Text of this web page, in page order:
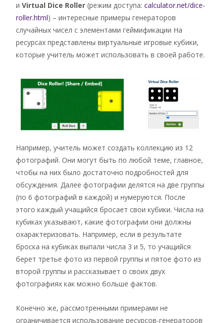
и Virtual Dice Roller (режим доступа: calculator.net/dice-
roller.html) – интересные примеры генераторов
случайных чисел с элементами геймификации На
ресурсах представлены виртуальные игровые кубики,
которые учитель может использовать в своей работе.
Например, учитель может создать коллекцию из 12
фотографий. Они могут быть по любой теме, главное,
чтобы на них было достаточно подробностей для
обсуждения. Далее фотографии делятся на две группы
(по 6 фотографий в каждой) и нумеруются. После
этого каждый учащийся бросает свои кубики. Числа на
кубиках указывают, какие фотографии они должны
охарактеризовать. Например, если в результате
броска на кубиках выпали числа 3 и 5, то учащийся
берет третье фото из первой группы и пятое фото из
второй группы и рассказывает о своих двух
фотографиях как можно больше фактов.
Конечно же, рассмотренными примерами не
ограничивается использование ресурсов-генераторов